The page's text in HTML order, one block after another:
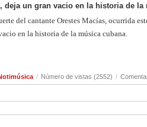
deja un gran vacio en la historia de la
del cantante Orestes Macías, ocurrida
en la historia de la música cubana.
/ Número de vistas (2552) /